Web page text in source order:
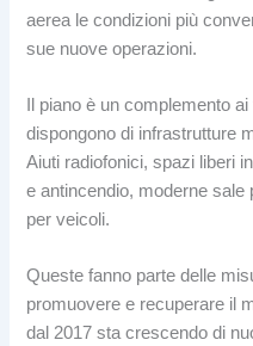
aerea le condizioni più
sue nuove operazioni.
Il piano è un complemento
dispongono di infrastrutture
Aiuti radiofonici, spazi liberi
e antincendio, moderne
per veicoli.
Queste fanno parte delle
promuovere e recuperare il
dal 2017 sta crescendo di